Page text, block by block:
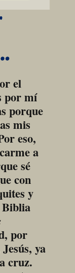
el
por mí
porque
mis
eso,
a
sé
con
y
por
ya
cruz.